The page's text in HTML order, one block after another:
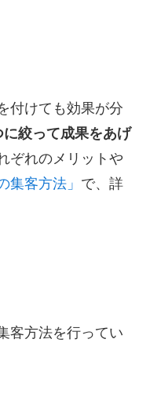
せ
付けても効果が分
に絞って成果をあげ
ぞれのメリットや
集客方法」 で、詳
客方法を行ってい